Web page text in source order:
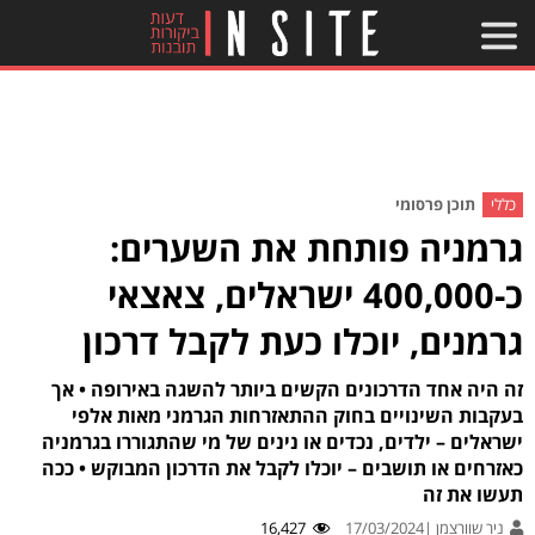
כללי תוכן פרסומי
גרמניה פותחת את השערים:
כ-400,000 ישראלים, צאצאי
גרמנים, יוכלו כעת לקבל דרכון
זה היה אחד הדרכונים הקשים ביותר להשגה באירופה • אך
בעקבות השינויים בחוק ההתאזרחות הגרמני מאות אלפי
ישראלים – ילדים, נכדים או נינים של מי שהתגוררו בגרמניה
כאזרחים או תושבים – יוכלו לקבל את הדרכון המבוקש • ככה
תעשו את זה
ניר שוורצמן |17/03/2024
16,427